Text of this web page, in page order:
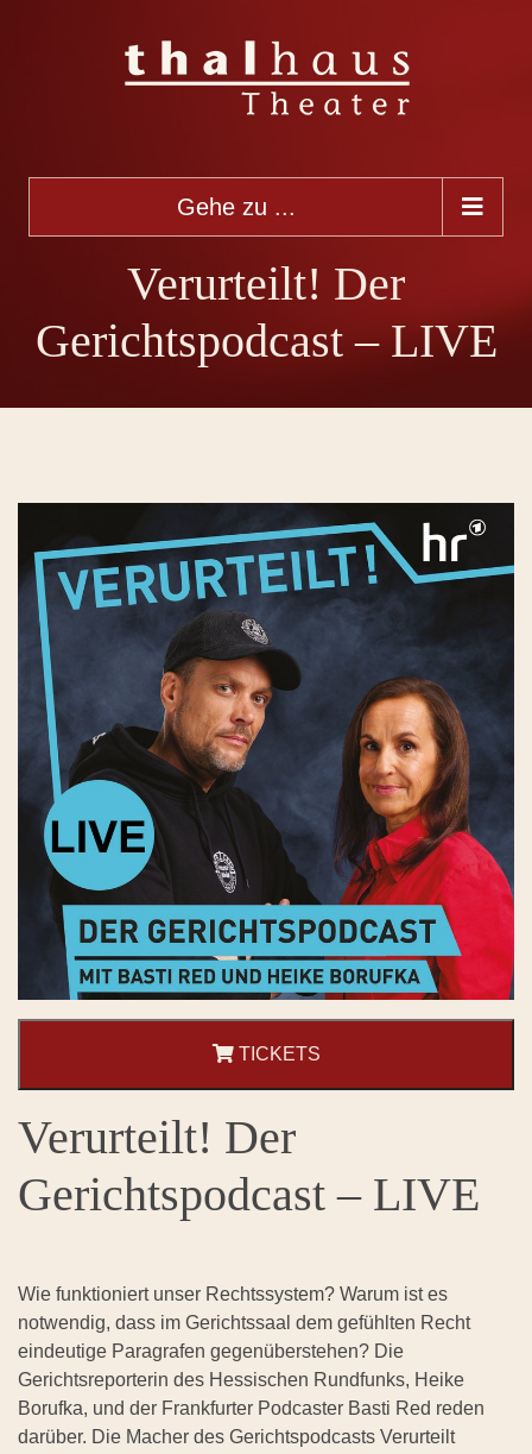
Gehe zu ...
Verurteilt! Der
Gerichtspodcast – LIVE
TICKETS
Verurteilt! Der
Gerichtspodcast – LIVE
Wie funktioniert unser Rechtssystem? Warum ist es
notwendig, dass im Gerichtssaal dem gefühlten Recht
eindeutige Paragrafen gegenüberstehen? Die
Gerichtsreporterin des Hessischen Rundfunks, Heike
Borufka, und der Frankfurter Podcaster Basti Red reden
darüber. Die Macher des Gerichtspodcasts Verurteilt